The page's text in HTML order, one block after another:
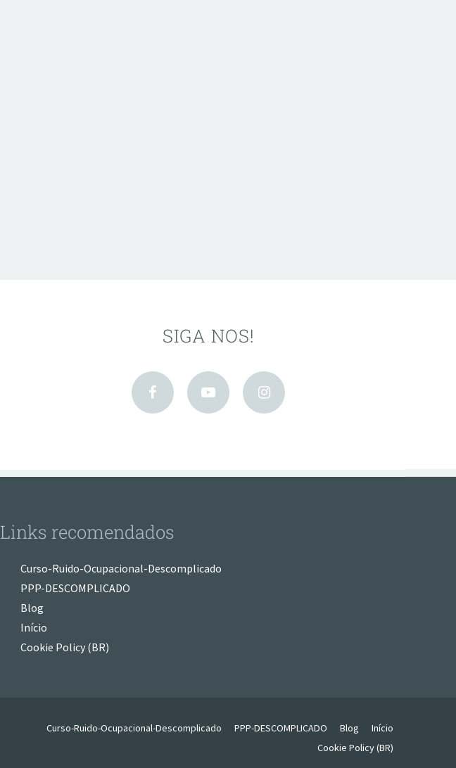
SIGA NOS!
Links recomendados
Curso-Ruido-Ocupacional-Descomplicado
PPP-DESCOMPLICADO
Blog
Início
Cookie Policy (BR)
Curso-Ruido-Ocupacional-Descomplicado PPP-DESCOMPLICADO Blog
Início
Cookie Policy (BR)